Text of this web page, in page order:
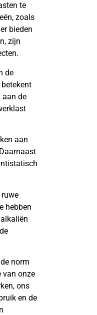
te
zoals
bieden
zijn
de
aan de
aan
hebben
norm
van onze
ons
en de